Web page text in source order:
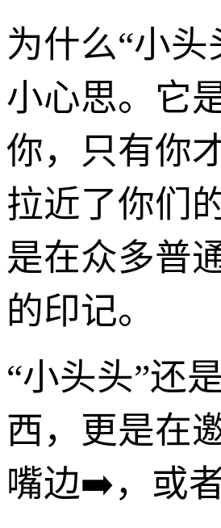
为什么“小
小心思。它
你，只有你
拉近了你们
是在众多普
的印记。
“小头头”还
西，更是在
嘴边➡️，或